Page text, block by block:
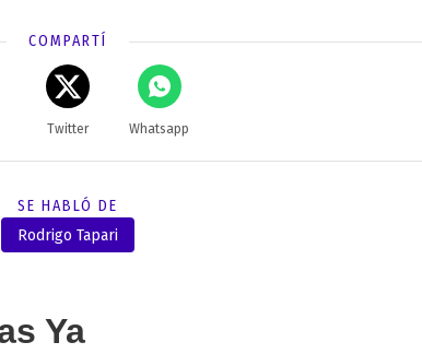
COMPARTÍ
Twitter Whatsapp
SE HABLÓ DE
Rodrigo Tapari
Ya